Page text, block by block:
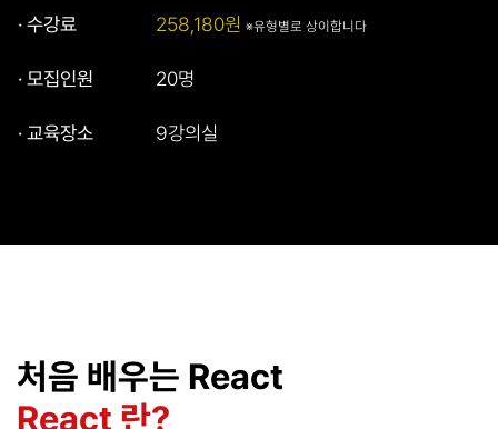
· 수강료 258,180원 ※유형별로 상이합니다
· 모집인원 20명
· 교육장소 9강의실
처음 배우는 React
React 란?